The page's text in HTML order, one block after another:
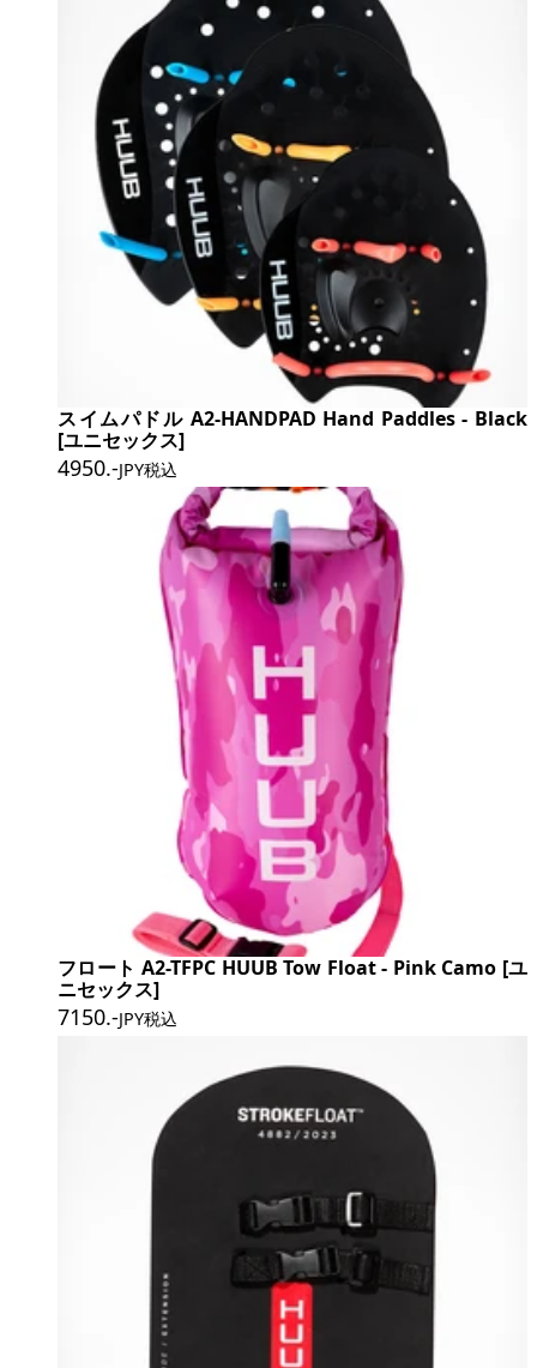
スイムパドル A2-HANDPAD Hand Paddles - Black
[ユニセックス]
4950.-JPY税込
フロート A2-TFPC HUUB Tow Float - Pink Camo [ユ
ニセックス]
7150.-JPY税込